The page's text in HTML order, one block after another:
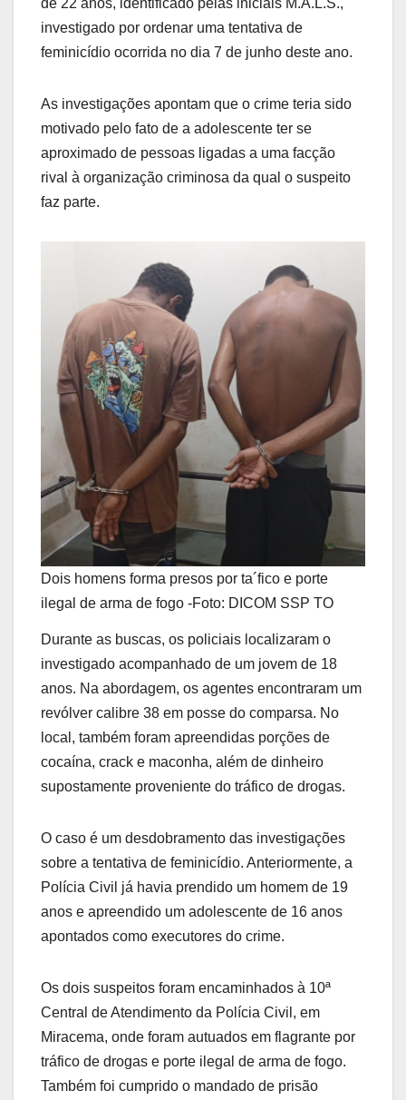
de 22 anos, identificado pelas iniciais M.A.L.S.,
investigado por ordenar uma tentativa de
feminicídio ocorrida no dia 7 de junho deste ano.
As investigações apontam que o crime teria sido
motivado pelo fato de a adolescente ter se
aproximado de pessoas ligadas a uma facção
rival à organização criminosa da qual o suspeito
faz parte.
Dois homens forma presos por ta´fico e porte
ilegal de arma de fogo -Foto: DICOM SSP TO
Durante as buscas, os policiais localizaram o
investigado acompanhado de um jovem de 18
anos. Na abordagem, os agentes encontraram um
revólver calibre 38 em posse do comparsa. No
local, também foram apreendidas porções de
cocaína, crack e maconha, além de dinheiro
supostamente proveniente do tráfico de drogas.
O caso é um desdobramento das investigações
sobre a tentativa de feminicídio. Anteriormente, a
Polícia Civil já havia prendido um homem de 19
anos e apreendido um adolescente de 16 anos
apontados como executores do crime.
Os dois suspeitos foram encaminhados à 10ª
Central de Atendimento da Polícia Civil, em
Miracema, onde foram autuados em flagrante por
tráfico de drogas e porte ilegal de arma de fogo.
Também foi cumprido o mandado de prisão